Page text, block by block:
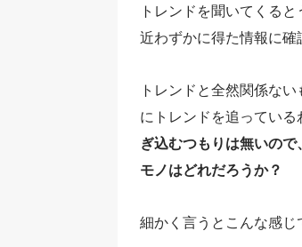
トレンドを聞いてくる
近わずかに得た情報に確
トレンドと全然関係な
にトレンドを追ってい
ぎ込むつもりは無いの
モノはどれだろうか？
細かく言うとこんな感じ